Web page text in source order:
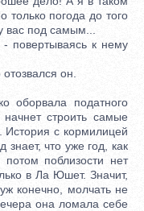
только погода до того
вас под самым...
повертываясь к нему
он.
податного
строить самые
с кормилицей
что уже год, как
поблизости нет
в Ла Юшет. Значит,
конечно, молчать не
она ломала себе